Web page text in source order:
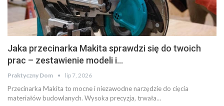
Jaka przecinarka Makita sprawdzi się do twoich
prac – zestawienie modeli i…
Praktyczny Dom lip 7, 2026
Przecinarka Makita to mocne i niezawodne narzędzie do cięcia
materiałów budowlanych. Wysoka precyzja, trwała…